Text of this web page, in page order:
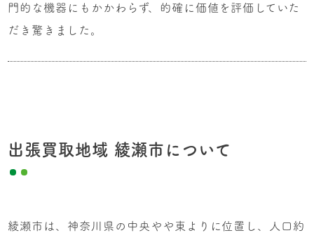
門的な機器にもかかわらず、的確に価値を評価していた
だき驚きました。
出張買取地域 綾瀬市について
綾瀬市は、神奈川県の中央やや東よりに位置し、人口約